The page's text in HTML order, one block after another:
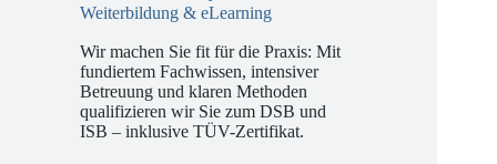
KINAST Acadamy
Wir machen Sie fit für die Praxis: Mit
fundiertem Fachwissen, intensiver
Betreuung und klaren Methoden
qualifizieren wir Sie zum DSB und